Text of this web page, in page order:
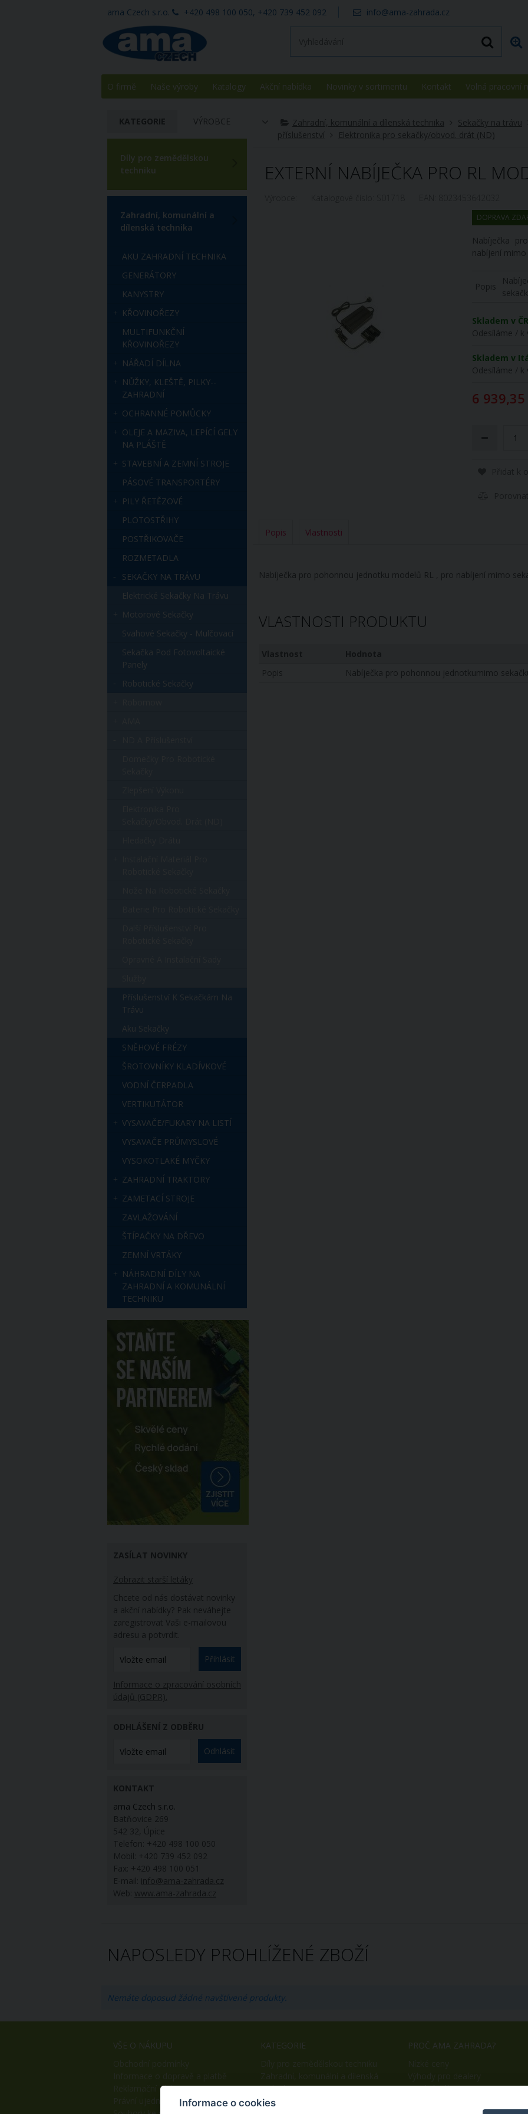
ama Czech s.r.o. +420 498 100 050, +420 739 452 092 info@ama-zahrada.cz
O firmě Naše výroby Katalogy Akční nabídka Novinky v sortimentu Kontakt Volná pracovní
Zahradní, komunální a dílenská technika Sekačky na trávu
příslušenství
Elektronika pro sekačky/obvod. drát (ND)
EXTERNÍ NABÍJEČKA PRO RL
DOPRAVA
Nabíječka
nabíjení mimo
Popis
Skladem v ČR
Odesíláme / k
Skladem v
Odesíláme / k
6 939,35
Popis Vlastnosti
Nabíječka pro pohonnou jednotku modelů RL , pro nabíjení mimo
VLASTNOSTI PRODUKTU
Popis
Nabíječka pro pohonnou jednotkumimo
KATEGORIE VÝROBCE
Díly pro zemědělskou
techniku
Zahradní, komunální a
dílenská technika
AKU ZAHRADNÍ TECHNIKA
GENERÁTORY
KANYSTRY
KŘOVINOŘEZY
MULTIFUNKČNÍ
KŘOVINOŘEZY
NÁŘADÍ DÍLNA
NŮŽKY, KLEŠTĚ, PILKY--
ZAHRADNÍ
OCHRANNÉ POMŮCKY
OLEJE A MAZIVA, LEPÍCÍ GELY
NA PLÁŠTĚ
STAVEBNÍ A ZEMNÍ STROJE
PÁSOVÉ TRANSPORTÉRY
PILY ŘETĚZOVÉ
PLOTOSTŘIHY
POSTŘIKOVAČE
ROZMETADLA
SEKAČKY NA TRÁVU
Elektrické Sekačky Na Trávu
Motorové Sekačky
Svahové Sekačky - Mulčovací
Sekačka Pod Fotovoltaické
Panely
Robotické Sekačky
Příslušenství K Sekačkám Na
Trávu
Aku Sekačky
SNĚHOVÉ FRÉZY
ŠROTOVNÍKY KLADÍVKOVÉ
VODNÍ ČERPADLA
VERTIKUTÁTOR
VYSAVAČE/FUKARY NA LISTÍ
VYSAVAČE PRŮMYSLOVÉ
VYSOKOTLAKÉ MYČKY
ZAHRADNÍ TRAKTORY
ZAMETACÍ STROJE
ZAVLAŽOVÁNÍ
ŠTÍPAČKY NA DŘEVO
ZEMNÍ VRTÁKY
NÁHRADNÍ DÍLY NA
ZAHRADNÍ A KOMUNÁLNÍ
TECHNIKU
ZASÍLAT NOVINKY
Zobrazit starší letáky
Chcete od nás dostávat novinky
a akční nabídky? Pak neváhejte
zaregistrovat Vaši e-mailovou
adresu a potvrdit.
Přihlásit
Informace o zpracování osobních
údajů (GDPR).
ODHLÁŠENÍ Z ODBĚRU
Odhlásit
KONTAKT
ama Czech s.r.o.
Batňovice 269
542 32, Úpice
Telefon: +420 498 100 050
Mobil: +420 739 452 092
Fax: +420 498 100 051
E-mail: info@ama-zahrada.cz
Web:
www.ama-zahrada.cz
NAPOSLEDY PROHLÍŽENÉ ZBOŽÍ
Nemáte doposud žádné navštívené produkty.
VŠE O NÁKUPU
Reklamační řád
KATEGORIE
technika
PROČ AMA ZAHRADA?
Snadný nákup
Informace o cookies